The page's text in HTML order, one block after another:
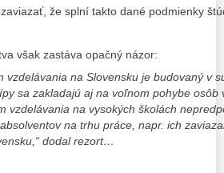
že splní takto dané podmienky
však zastáva opačný názor:
na Slovensku je budovaný v
sa zakladajú aj na voľnom pohybe
vzdelávania na vysokých školách
na trhu práce, napr. ich
dodal rezort…